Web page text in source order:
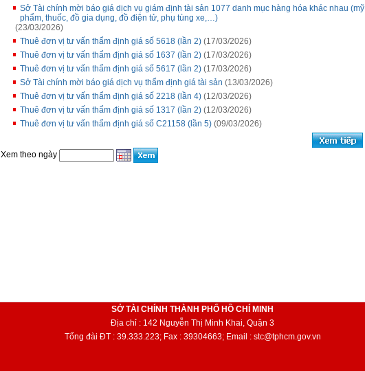
Sở Tài chính mời báo giá dịch vụ giám định tài sản 1077 danh mục hàng hóa khác nhau (mỹ
phẩm, thuốc, đồ gia dụng, đồ điện tử, phụ tùng xe,…)
(23/03/2026)
Thuê đơn vị tư vấn thẩm định giá số 5618 (lần 2) (17/03/2026)
Thuê đơn vị tư vấn thẩm định giá số 1637 (lần 2) (17/03/2026)
Thuê đơn vị tư vấn thẩm định giá số 5617 (lần 2) (17/03/2026)
Sở Tài chính mời báo giá dịch vụ thẩm định giá tài sản (13/03/2026)
Thuê đơn vị tư vấn thẩm định giá số 2218 (lần 4) (12/03/2026)
Thuê đơn vị tư vấn thẩm định giá số 1317 (lần 2) (12/03/2026)
Thuê đơn vị tư vấn thẩm định giá số C21158 (lần 5) (09/03/2026)
Xem theo ngày
SỞ TÀI CHÍNH THÀNH PHỐ HỒ CHÍ MINH
Địa chỉ : 142 Nguyễn Thị Minh Khai, Quận 3
Tổng đài ĐT : 39.333.223; Fax : 39304663; Email : stc@tphcm.gov.vn